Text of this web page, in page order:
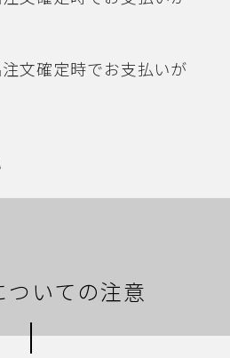
文確定時でお支払いが
ついての注意